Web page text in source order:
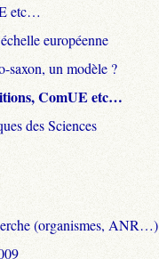
etc…
européenne
saxon, un modèle ?
ComUE etc…
des Sciences
(organismes, ANR…)